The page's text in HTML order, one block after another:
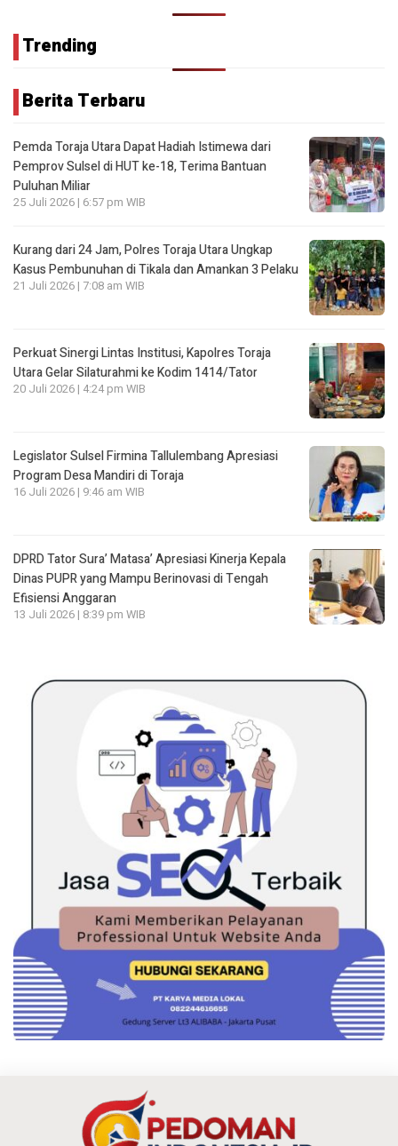
Trending
Berita Terbaru
Pemda Toraja Utara Dapat Hadiah Istimewa dari
Pemprov Sulsel di HUT ke-18, Terima Bantuan
Puluhan Miliar
25 Juli 2026 | 6:57 pm WIB
Kurang dari 24 Jam, Polres Toraja Utara Ungkap
Kasus Pembunuhan di Tikala dan Amankan 3 Pelaku
21 Juli 2026 | 7:08 am WIB
Perkuat Sinergi Lintas Institusi, Kapolres Toraja
Utara Gelar Silaturahmi ke Kodim 1414/Tator
20 Juli 2026 | 4:24 pm WIB
Legislator Sulsel Firmina Tallulembang Apresiasi
Program Desa Mandiri di Toraja
16 Juli 2026 | 9:46 am WIB
DPRD Tator Sura’ Matasa’ Apresiasi Kinerja Kepala
Dinas PUPR yang Mampu Berinovasi di Tengah
Efisiensi Anggaran
13 Juli 2026 | 8:39 pm WIB